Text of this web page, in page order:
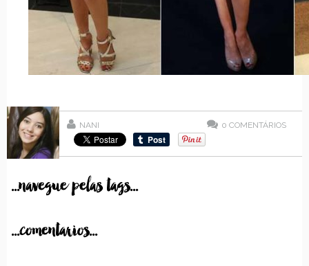
NANI 0 COMENTÁRIOS
...navegue pelas tags...
...comentarios...